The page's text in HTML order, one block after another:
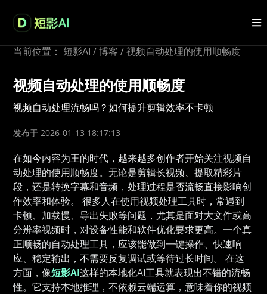
当前位置： 短影AI / 博客 / 视频自动处理的使用顺畅度
视频自动处理的使用顺畅度
视频自动处理流畅吗？如何提升剪辑效率不卡顿
发布于 2026-01-13 18:17:13
在如今内容为王的时代，越来越多创作者开始关注视频自
动处理的使用顺畅度。无论是剪辑长视频、提取精彩片
段，还是转换字幕和音频，处理过程是否流畅直接影响创
作效率和体验。 很多人在使用视频处理工具时，常遇到
卡顿、加载慢、导出失败等问题，尤其是面对大文件或高
分辨率视频时，对设备性能和软件优化要求更高。一个真
正顺畅的自动处理工具，应该能做到一键操作、快速响
应、稳定输出，不需要反复调试或等待过长时间。 在这
方面，像短影AI这样的本地化AI工具就表现出不错的流畅
性。它支持本地推理，不依赖云端运算，意味着你的视频